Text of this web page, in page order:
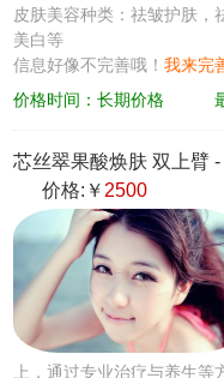
皮肤美容种类：祛皱护肤，
美白等
信息好像不完善哦！我来完
价格时间：长期价格
芯丝翠果酸焕肤 双上臂
价格:￥ 2500
上，通过专业治疗与养生等